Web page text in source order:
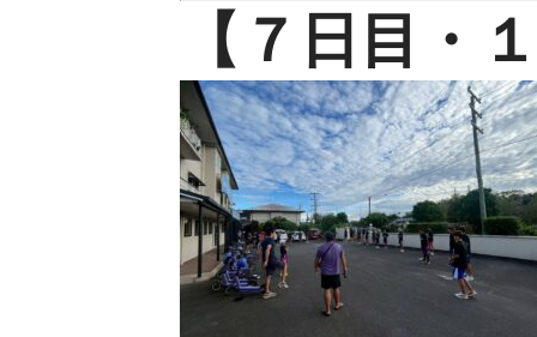
【７ 日目・